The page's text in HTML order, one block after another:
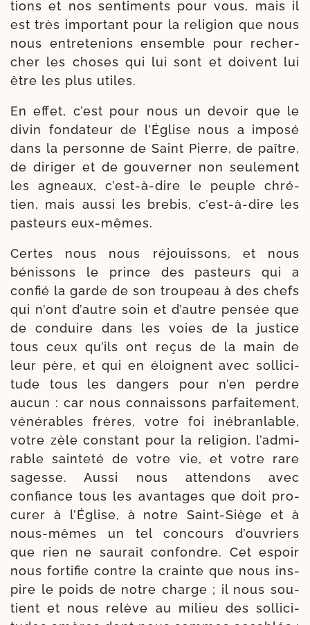
tions et nos sen­ti­ments pour vous, mais il
est très impor­tant pour la reli­gion que nous
nous entre­te­nions ensemble pour recher­
cher les choses qui lui sont et doivent lui
être les plus utiles.
En effet, c’est pour nous un devoir que le
divin fon­da­teur de l’Église nous a impo­sé
dans la per­sonne de Saint Pierre, de paître,
de diri­ger et de gou­ver­ner non seule­ment
les agneaux, c’est-​à-​dire le peuple chré­
tien, mais aus­si les bre­bis, c’est-​à-​dire les
pas­teurs eux-mêmes.
Certes nous nous réjouis­sons, et nous
bénis­sons le prince des pas­teurs qui a
confié la garde de son trou­peau à des chefs
qui n’ont d’autre soin et d’autre pen­sée que
de conduire dans les voies de la jus­tice
tous ceux qu’ils ont reçus de la main de
leur père, et qui en éloignent avec sol­li­ci­
tude tous les dan­gers pour n’en perdre
aucun : car nous connais­sons par­fai­te­ment,
véné­rables frères, votre foi inébran­lable,
votre zèle constant pour la reli­gion, l’ad­mi­
rable sain­te­té de votre vie, et votre rare
sagesse. Aussi nous atten­dons avec
confiance tous les avan­tages que doit pro­
cu­rer à l’Église, à notre Saint-​Siège et à
nous-​mêmes un tel concours d’ou­vriers
que rien ne sau­rait confondre. Cet espoir
nous for­ti­fie contre la crainte que nous ins­
pire le poids de notre charge ; il nous sou­
tient et nous relève au milieu des sol­li­ci­